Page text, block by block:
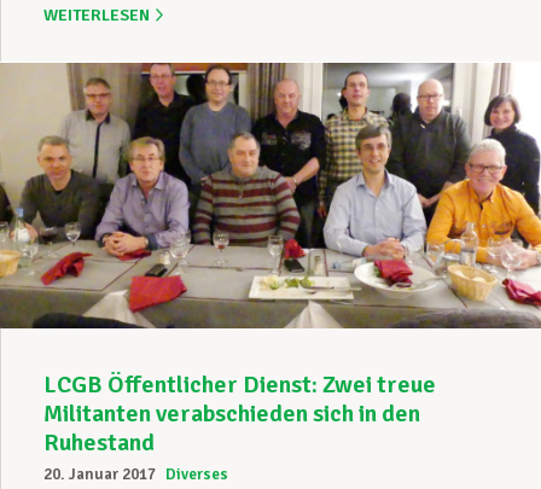
WEITERLESEN
LCGB Öffentlicher Dienst: Zwei treue
Militanten verabschieden sich in den
Ruhestand
20. Januar 2017 Diverses